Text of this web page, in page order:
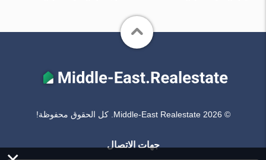
© Middle-East Realestate 2026. كل الحقوق محفوظة!
جهات الاتصال